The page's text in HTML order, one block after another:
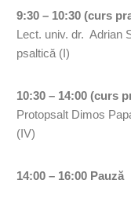
9:30 – 10:30 (curs
Lect. univ. dr. Adrian
psaltică (I)
10:30 – 14:00 (curs
Protopsalt Dimos
(IV)
14:00 – 16:00 Pauză